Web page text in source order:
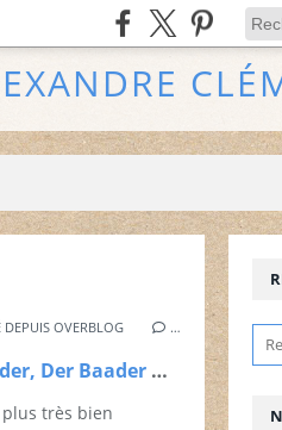
AUST,TERRORISME ULI EDEL ,
DEPUIS OVERBLOG …
La bande à Baader, Der Baader Meinhof Komplex, Uli Edel, 2008
très bien